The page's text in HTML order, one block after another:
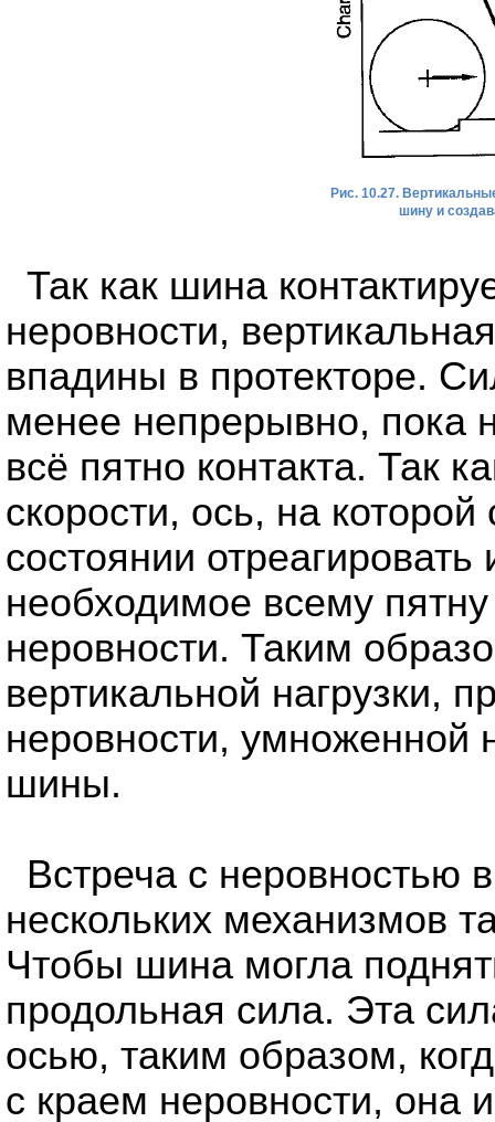
Рис. 10.27.
шину и
Так как шина
неровности,
впадины в протекторе.
менее непрерывно, пока
всё пятно контакта. Так
скорости, ось, на
состоянии
необходимое всему
неровности. Таким
вертикальной нагрузки,
неровности, умноженной
шины.
Встреча с неровностью
нескольких механизмов
Чтобы шина могла
продольная сила. Эта
осью, таким образом,
с краем неровности, она